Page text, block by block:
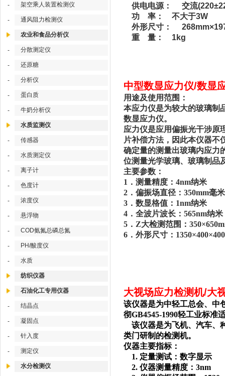
- 架空乘人装置检测仪
- 通风阻力检测仪
农业和食品分析仪
- 分散测定仪
- 还原糖
- 分析仪
- 蛋白质
- 牛奶分析仪
水质监测仪
- 传感器
- 水质测定仪
- 离子计
- 色度计
- 浓度仪
- 悬浮物
- COD氨氮总磷总氮
- PH/酸度仪
- 水质
纺织仪器
石油化工专用仪器
- 结晶点
- 凝固点
- 针入度
- 测定仪
水分检测仪
供电电源： 交流
功 率： 不大于3W
外形尺寸：
重 量： 1kg
中型数显应力仪/数显
用途及使用范围：
本应力仪是为较大的玻璃制
数显应力仪。
应力仪是应用偏振光干涉原
片补偿方法，因此本仪器不
确定量的测量出玻璃内应力
位测量光学玻璃、玻璃制品
主要参数：
1 ．测量精度：4nm纳米
2 ．偏振场直径：350mm毫米
3 ．数显格值：1nm纳米
4 ．全波片波长：565nm纳米
5 ．Z大检测范围：
6 ．外形尺寸：
大视场应力检测机/大
该仪器是为中轻工总会、中
彻GB4545-1990轻工业标准
该仪器是为飞机、汽车、
类门研制的检测机。
仪器主要指标：
1. 定量测试：数字显示
2. 仪器测量精度：3nm